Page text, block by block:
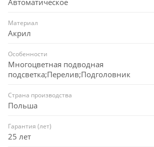
Материал
Акрил
Особенности
Многоцветная подводная
подсветка;Перелив;Подголовник
Страна производства
Польша
Гарантия (лет)
25 лет